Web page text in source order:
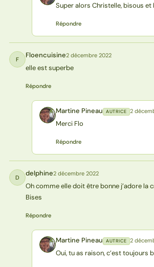
Super alors Christelle, bisous et
Répondre
F Floencuisine2 décembre 2022
elle est superbe
Répondre
MP Martine Pineau AUTRICE 2
Merci Flo
Répondre
D delphine2 décembre 2022
Oh comme elle doit être bonne j’adore la
Bises
Répondre
MP Martine Pineau AUTRICE 2
Oui, tu as raison, c’est toujours